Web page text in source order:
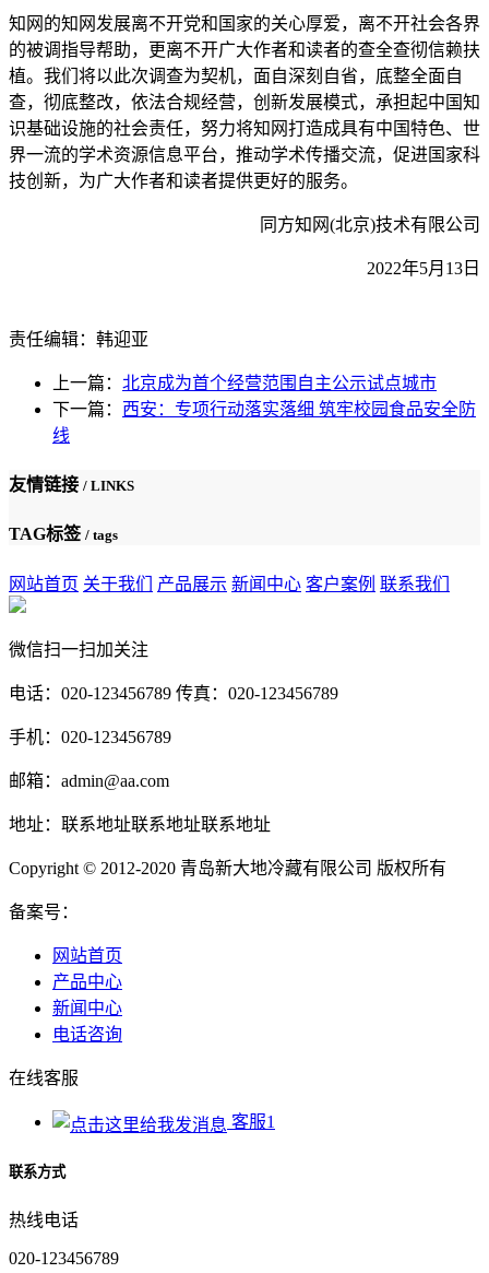
知网的知网发展离不开党和国家的关心厚爱，离不开社会各界
的被调指导帮助，更离不开广大作者和读者的查全查彻信赖扶
植。我们将以此次调查为契机，面自深刻自省，底整全面自
查，彻底整改，依法合规经营，创新发展模式，承担起中国知
识基础设施的社会责任，努力将知网打造成具有中国特色、世
界一流的学术资源信息平台，推动学术传播交流，促进国家科
技创新，为广大作者和读者提供更好的服务。
同方知网(北京)技术有限公司
2022年5月13日
责任编辑：韩迎亚
上一篇： 北京成为首个经营范围自主公示试点城市
下一篇： 西安：专项行动落实落细 筑牢校园食品安全防
线
友情链接 / LINKS
TAG标签 / tags
网站首页 关于我们 产品展示 新闻中心 客户案例 联系我们
微信扫一扫加关注
电话：020-123456789 传真：020-123456789
手机：020-123456789
邮箱：admin@aa.com
地址：联系地址联系地址联系地址
Copyright © 2012-2020 青岛新大地冷藏有限公司 版权所有
备案号：
网站首页
产品中心
新闻中心
电话咨询
在线客服
客服1
联系方式
热线电话
020-123456789